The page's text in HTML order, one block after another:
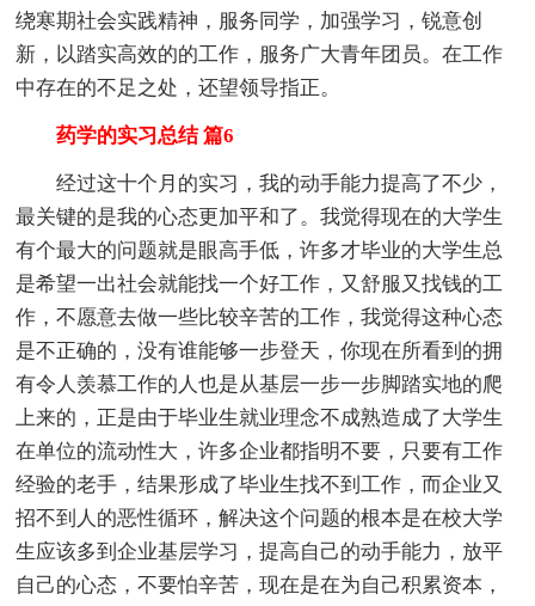
绕寒期社会实践精神，服务同学，加强学习，锐意创
新，以踏实高效的的工作，服务广大青年团员。在工作
中存在的不足之处，还望领导指正。
药学的实习总结 篇6
经过这十个月的实习，我的动手能力提高了不少，
最关键的是我的心态更加平和了。我觉得现在的大学生
有个最大的问题就是眼高手低，许多才毕业的大学生总
是希望一出社会就能找一个好工作，又舒服又找钱的工
作，不愿意去做一些比较辛苦的工作，我觉得这种心态
是不正确的，没有谁能够一步登天，你现在所看到的拥
有令人羡慕工作的人也是从基层一步一步脚踏实地的爬
上来的，正是由于毕业生就业理念不成熟造成了大学生
在单位的流动性大，许多企业都指明不要，只要有工作
经验的老手，结果形成了毕业生找不到工作，而企业又
招不到人的恶性循环，解决这个问题的根本是在校大学
生应该多到企业基层学习，提高自己的动手能力，放平
自己的心态，不要怕辛苦，现在是在为自己积累资本，